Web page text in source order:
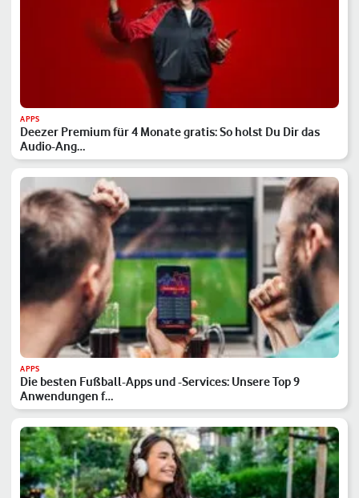
APPS
Deezer Premium für 4 Monate gratis: So holst Du Dir das
Audio-Ang…
APPS
Die besten Fußball-Apps und -Services: Unsere Top 9
Anwendungen f…